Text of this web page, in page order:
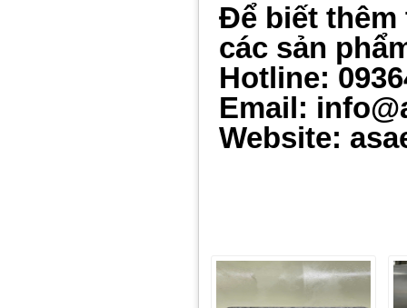
Để biết thêm
các sản
Hotline:
Email:
Website: